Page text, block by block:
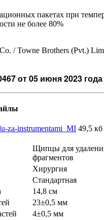
пакетах при
не более 80%
/ Towne Brothers (Pvt.)
от 05 июня 2023 года
za-instrumentami_MI 49,5 кб
Щипцы для
фрагментов
Хирургия
Стандартная
14,8 см
23±0,5 мм
4±0,5 мм